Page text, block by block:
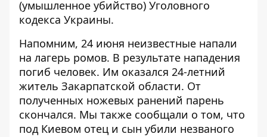
(умышленное убийство) Уголовного
кодекса Украины.
Напомним, 24 июня неизвестные напали
на лагерь ромов. В результате нападения
погиб человек. Им оказался 24-летний
житель Закарпатской области. От
полученных ножевых ранений парень
скончался. Мы также сообщали о том, что
под Киевом отец и сын убили незваного